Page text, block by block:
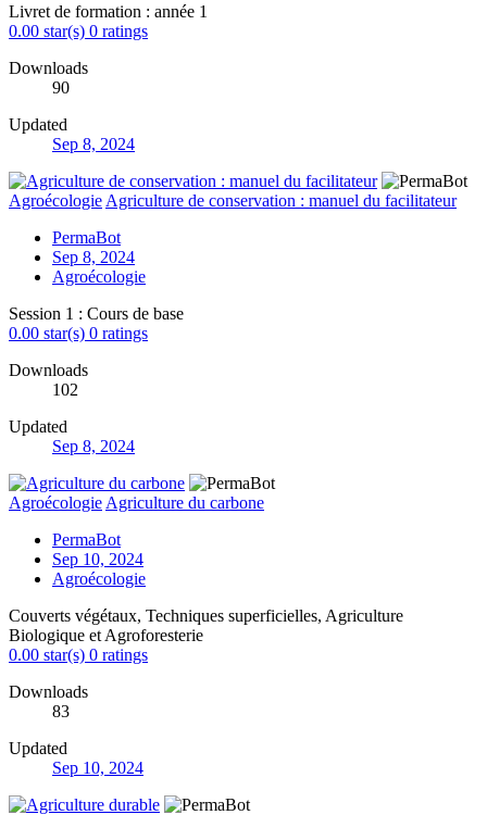
Livret de formation : année 1
0.00 star(s) 0 ratings
Downloads
90
Updated
Sep 8, 2024
Agroécologie Agriculture de conservation : manuel du facilitateur
PermaBot
Sep 8, 2024
Agroécologie
Session 1 : Cours de base
0.00 star(s) 0 ratings
Downloads
102
Updated
Sep 8, 2024
Agroécologie Agriculture du carbone
PermaBot
Sep 10, 2024
Agroécologie
Couverts végétaux, Techniques superficielles, Agriculture
Biologique et Agroforesterie
0.00 star(s) 0 ratings
Downloads
83
Updated
Sep 10, 2024